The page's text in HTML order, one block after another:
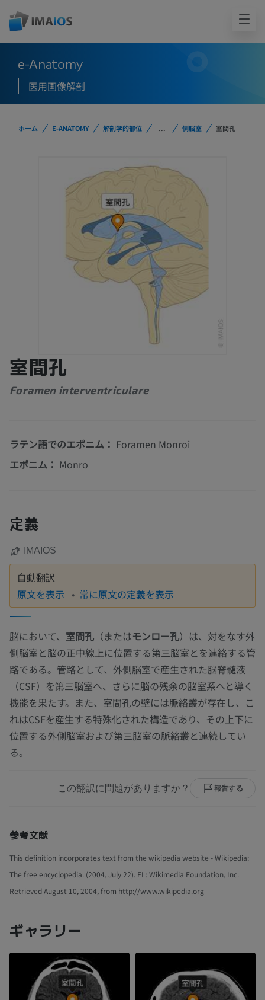
e-Anatomy
医用画像解剖
ホーム E-ANATOMY 解剖学的部位 ... 側脳室 室間孔
室間孔
Foramen interventriculare
ラテン語でのエポニム： Foramen Monroi
エポニム： Monro
定義
IMAIOS
自動翻訳
原文を表示 常に原文の定義を表示
脳において、 室間孔 （またはモンロー孔）は、対をなす外
側脳室と脳の正中線上に位置する第三脳室とを連絡する管
路である。管路として、外側脳室で産生された脳脊髄液
（CSF）を第三脳室へ、さらに脳の残余の脳室系へと導く
機能を果たす。また、室間孔の壁には脈絡叢が存在し、こ
れはCSFを産生する特殊化された構造であり、その上下に
位置する外側脳室および第三脳室の脈絡叢と連続してい
る。
この翻訳に問題がありますか？ 報告する
参考文献
This definition incorporates text from the wikipedia website - Wikipedia:
The free encyclopedia. (2004, July 22). FL: Wikimedia Foundation, Inc.
Retrieved August 10, 2004, from http://www.wikipedia.org
ギャラリー